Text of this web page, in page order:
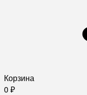
Корзина
0 ₽